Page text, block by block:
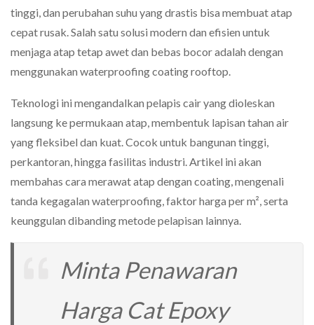
tinggi, dan perubahan suhu yang drastis bisa membuat atap
cepat rusak. Salah satu solusi modern dan efisien untuk
menjaga atap tetap awet dan bebas bocor adalah dengan
menggunakan waterproofing coating rooftop.
Teknologi ini mengandalkan pelapis cair yang dioleskan
langsung ke permukaan atap, membentuk lapisan tahan air
yang fleksibel dan kuat. Cocok untuk bangunan tinggi,
perkantoran, hingga fasilitas industri. Artikel ini akan
membahas cara merawat atap dengan coating, mengenali
tanda kegagalan waterproofing, faktor harga per m², serta
keunggulan dibanding metode pelapisan lainnya.
Minta Penawaran
Harga Cat Epoxy